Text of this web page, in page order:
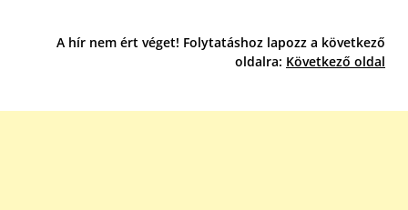
A hír nem ért véget! Folytatáshoz lapozz a következő
oldalra: Következő oldal